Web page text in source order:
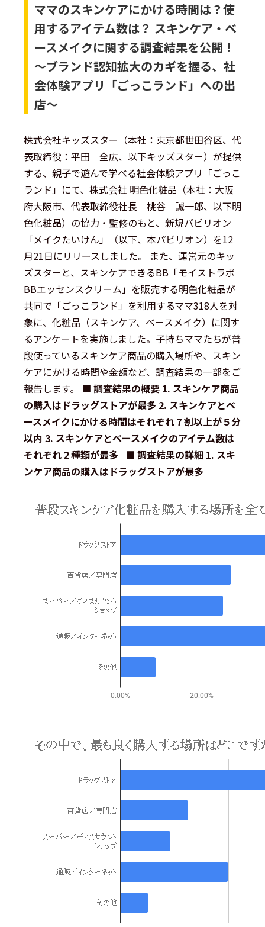
ママのスキンケアにかける時間は？使
用するアイテム数は？ スキンケア・ベ
ースメイクに関する調査結果を公開！
〜ブランド認知拡大のカギを握る、社
会体験アプリ「ごっこランド」への出
店〜
株式会社キッズスター（本社：東京都世田谷区、代
表取締役：平田 全広、以下キッズスター）が提供
する、親子で遊んで学べる社会体験アプリ「ごっこ
ランド」にて、株式会社 明色化粧品（本社：大阪
府大阪市、代表取締役社長 桃谷 誠一郎、以下明
色化粧品）の協力・監修のもと、新規パビリオン
「メイクたいけん」（以下、本パビリオン）を12
月21日にリリースしました。 また、運営元のキッ
ズスターと、スキンケアできるBB「モイストラボ
BBエッセンスクリーム」を販売する明色化粧品が
共同で「ごっこランド」を利用するママ318人を対
象に、化粧品（スキンケア、ベースメイク）に関す
るアンケートを実施しました。子持ちママたちが普
段使っているスキンケア商品の購入場所や、スキン
ケアにかける時間や金額など、調査結果の一部をご
報告します。 ■ 調査結果の概要 1. スキンケア商品
の購入はドラッグストアが最多 2. スキンケアとベ
ースメイクにかける時間はそれぞれ７割以上が５分
以内 3. スキンケアとベースメイクのアイテム数は
それぞれ２種類が最多
■ 調査結果の詳細 1. スキ
ンケア商品の購入はドラッグストアが最多